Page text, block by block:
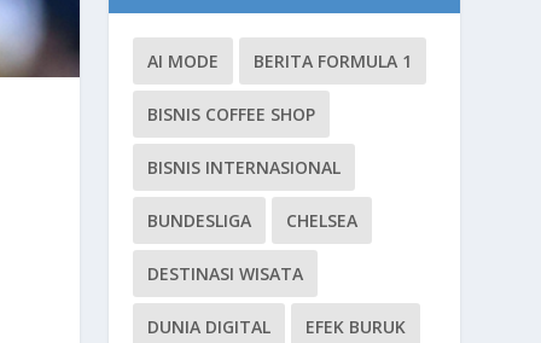
AI MODE BERITA FORMULA 1
BISNIS COFFEE SHOP
BISNIS INTERNASIONAL
BUNDESLIGA CHELSEA
DESTINASI WISATA
DUNIA DIGITAL EFEK BURUK